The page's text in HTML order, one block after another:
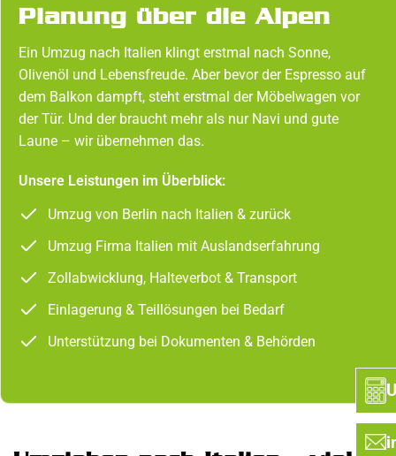
Planung über die Alpen
Ein Umzug nach Italien klingt erstmal nach Sonne,
Olivenöl und Lebensfreude. Aber bevor der Espresso auf
dem Balkon dampft, steht erstmal der Möbelwagen vor
der Tür. Und der braucht mehr als nur Navi und gute
Laune – wir übernehmen das.
Unsere Leistungen im Überblick:
Umzug von Berlin nach Italien & zurück
Umzug Firma Italien mit Auslandserfahrung
Zollabwicklung, Halteverbot & Transport
Einlagerung & Teillösungen bei Bedarf
Unterstützung bei Dokumenten & Behörden